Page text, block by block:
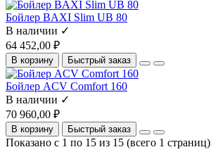
Бойлер BAXI Slim UB 80
В наличии ✓
64 452,00 ₽
В корзину Быстрый заказ
Бойлер ACV Comfort 160
В наличии ✓
70 960,00 ₽
В корзину Быстрый заказ
Показано с 1 по 15 из 15 (всего 1 страниц)